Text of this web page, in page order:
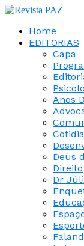
Home
EDITORIAS
Capa
Anos
Deus
Direito
Dr